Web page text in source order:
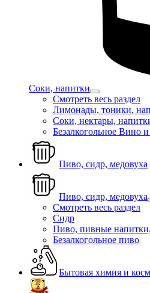
Соки, напитки
Смотреть весь раздел
Лимонады, тоники,
Соки, нектары,
Безалкогольное Вино
Пиво, сидр, медовуха
Пиво, сидр, медовуха
Смотреть весь раздел
Сидр
Пиво, пивные
Безалкогольное пиво
Бытовая химия и